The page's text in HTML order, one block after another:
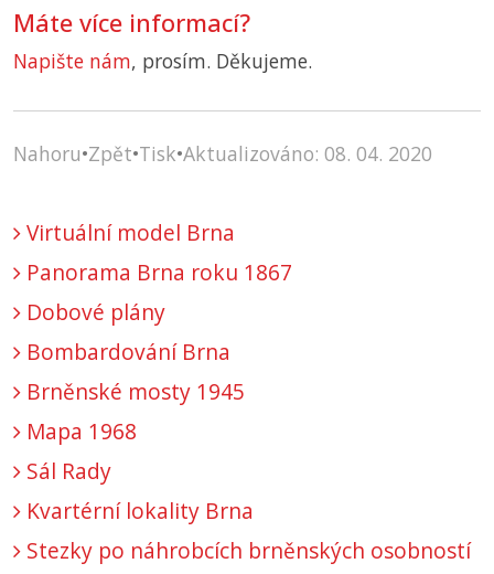
Máte více informací?
Napište nám, prosím. Děkujeme.
Nahoru•Zpět•Tisk•Aktualizováno: 08. 04. 2020
Virtuální model Brna
Panorama Brna roku 1867
Dobové plány
Bombardování Brna
Brněnské mosty 1945
Mapa 1968
Sál Rady
Kvartérní lokality Brna
Stezky po náhrobcích brněnských osobností